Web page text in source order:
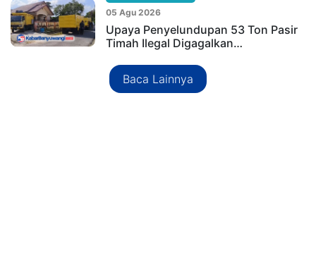
05 Agu 2026
Upaya Penyelundupan 53 Ton Pasir
Timah Ilegal Digagalkan…
Baca Lainnya